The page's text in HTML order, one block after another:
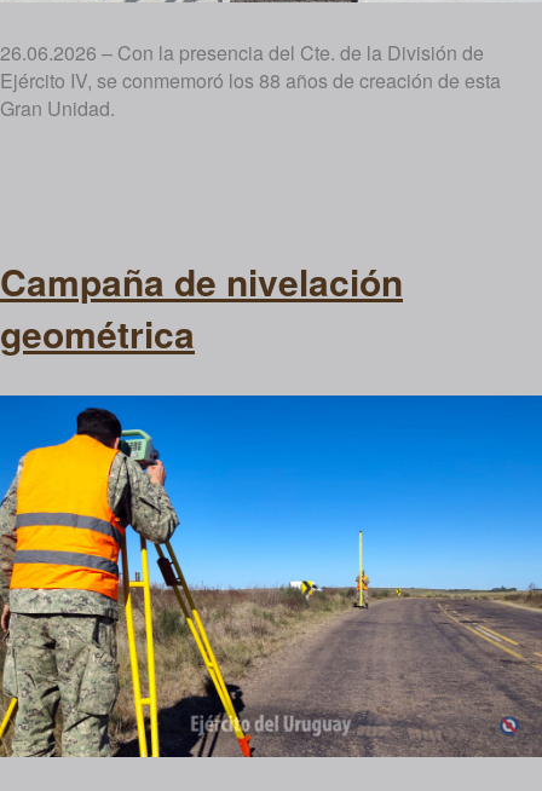
26.06.2026 – Con la presencia del Cte. de la División de
Ejército IV, se conmemoró los 88 años de creación de esta
Gran Unidad.
Campaña de nivelación
geométrica